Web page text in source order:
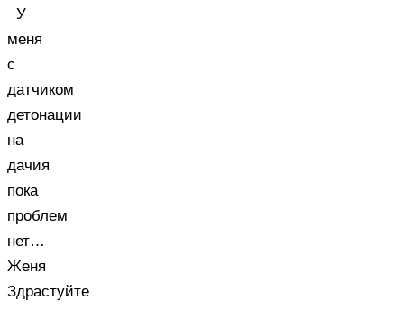
У
меня
с
датчиком
детонации
на
дачия
пока
проблем
нет…
Женя
Здрастуйте